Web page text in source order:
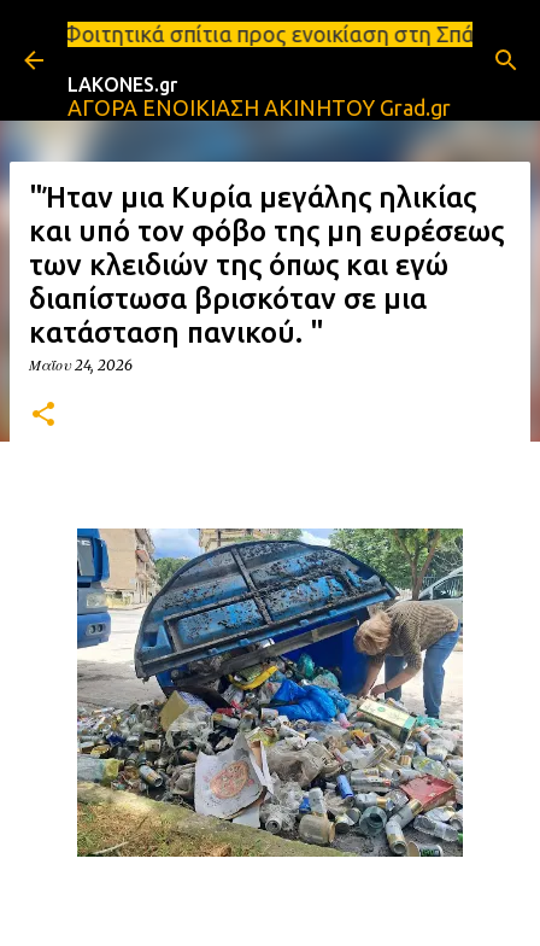
Μετάβαση στο κύριο περιεχόμενο
προς ενοικίαση στη Σπάρτη Ενοικιάσεις
LAKONES.gr
ΑΓΟΡΑ ΕΝΟΙΚΙΑΣΗ ΑΚΙΝΗΤΟΥ Grad.gr
"Ήταν μια Κυρία μεγάλης ηλικίας
και υπό τον φόβο της μη ευρέσεως
των κλειδιών της όπως και εγώ
διαπίστωσα βρισκόταν σε μια
κατάσταση πανικού. "
Μαΐου 24, 2026